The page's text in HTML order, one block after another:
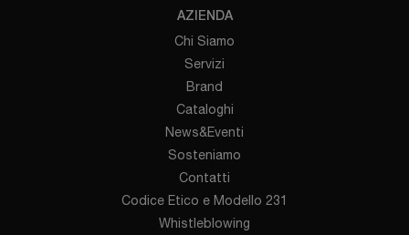
AZIENDA
Chi Siamo
Servizi
Brand
Cataloghi
News&Eventi
Sosteniamo
Contatti
Codice Etico e Modello 231
Whistleblowing